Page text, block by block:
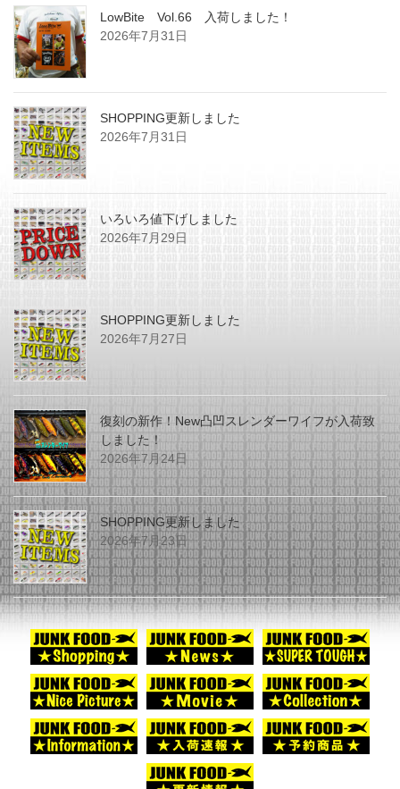
LowBite Vol.66 入荷しました！
2026年7月31日
SHOPPING更新しました
2026年7月31日
いろいろ値下げしました
2026年7月29日
SHOPPING更新しました
2026年7月27日
復刻の新作！New凸凹スレンダーワイフが入荷致
しました！
2026年7月24日
SHOPPING更新しました
2026年7月23日